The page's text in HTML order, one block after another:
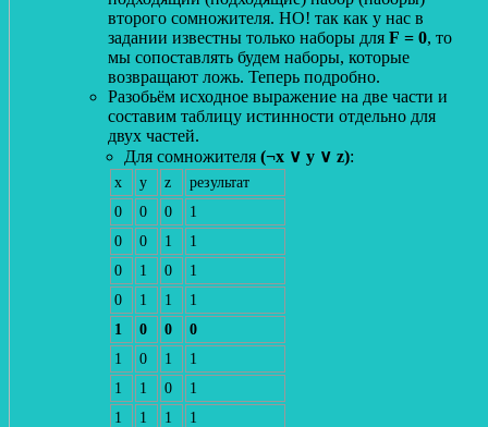
второго сомножителя. НО! так как у нас в
задании известны только наборы для F = 0, то
мы сопоставлять будем наборы, которые
возвращают ложь. Теперь подробно.
Разобьём исходное выражение на две части и
составим таблицу истинности отдельно для
двух частей.
Для сомножителя (¬x ∨ y ∨ z):
x y z
результат
0
0 0
1
0
0 1
1
0
1 0
1
0
1 1
1
1
0 0
0
1
0 1
1
1
1 0
1
1
1 1 1